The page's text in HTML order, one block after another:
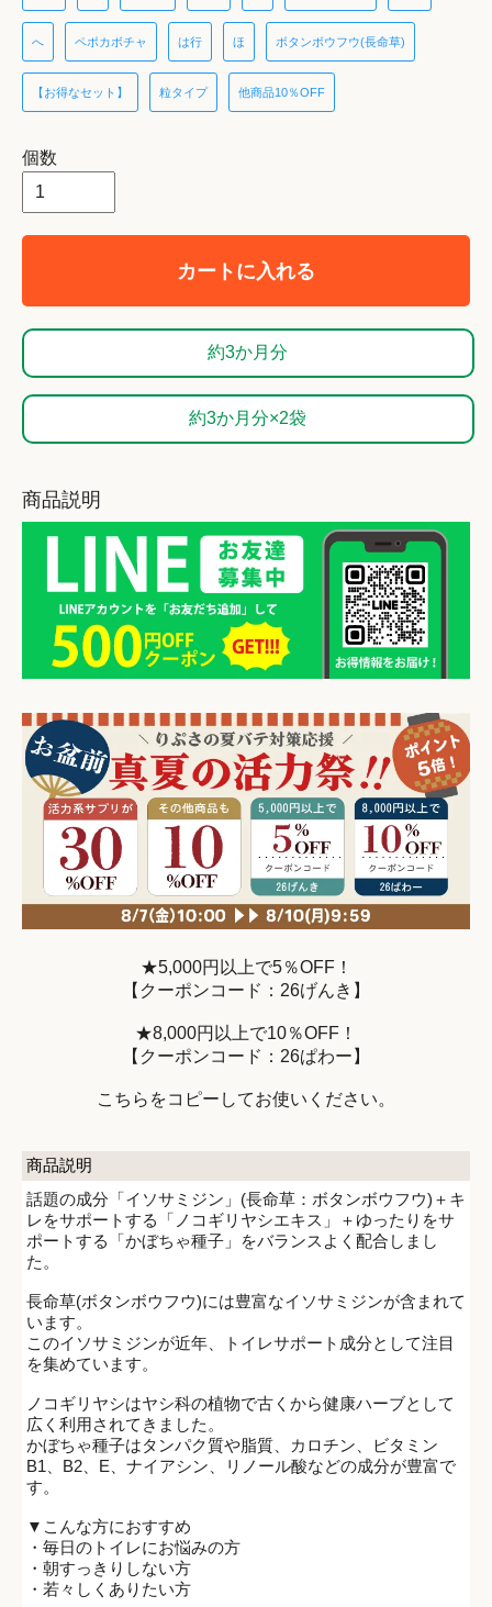
へ ペポカボチャ は行 ほ ボタンボウフウ(長命草)
【お得なセット】 粒タイプ 他商品10％OFF
個数
カートに入れる
約3か月分
約3か月分×2袋
商品説明
★5,000円以上で5％OFF！
【クーポンコード：26げんき】
★8,000円以上で10％OFF！
【クーポンコード：26ぱわー】
こちらをコピーしてお使いください。
商品説明
話題の成分「イソサミジン」(長命草：ボタンボウフウ)＋キ
レをサポートする「ノコギリヤシエキス」＋ゆったりをサ
ポートする「かぼちゃ種子」をバランスよく配合しまし
た。
長命草(ボタンボウフウ)には豊富なイソサミジンが含まれて
います。
このイソサミジンが近年、トイレサポート成分として注目
を集めています。
ノコギリヤシはヤシ科の植物で古くから健康ハーブとして
広く利用されてきました。
かぼちゃ種子はタンパク質や脂質、カロチン、ビタミン
B1、B2、E、ナイアシン、リノール酸などの成分が豊富で
す。
▼こんな方におすすめ
・毎日のトイレにお悩みの方
・朝すっきりしない方
・若々しくありたい方